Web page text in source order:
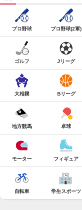
プロ野球 プロ野球(2軍)
ゴルフ Jリーグ
大相撲 Bリーグ
地方競馬 卓球
モーター フィギュア
自転車 学生スポーツ